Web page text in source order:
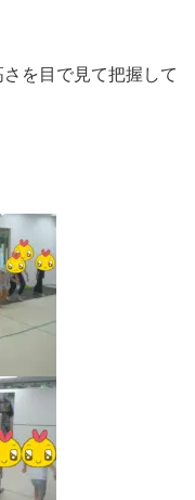
を目で見て把握して